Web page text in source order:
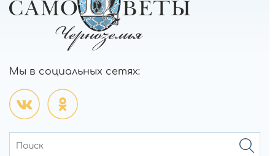
Мы в социальных сетях: